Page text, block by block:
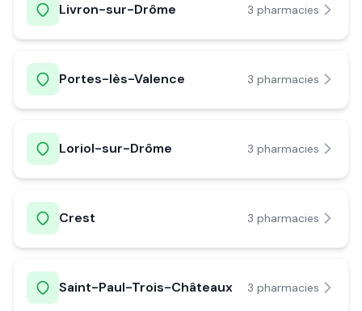
Livron-sur-Drôme 3 pharmacies
Portes-lès-Valence 3 pharmacies
Loriol-sur-Drôme 3 pharmacies
Crest 3 pharmacies
Saint-Paul-Trois-Châteaux 3 pharmacies